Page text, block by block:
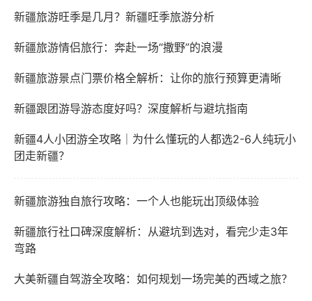
新疆旅游旺季是几月？新疆旺季旅游分析
新疆旅游情侣旅行：奔赴一场“撒野”的浪漫
新疆旅游景点门票价格全解析：让你的旅行预算更清晰
新疆跟团游导游态度好吗？深度解析与避坑指南
新疆4人小团游全攻略｜为什么懂玩的人都选2-6人纯玩小
团走新疆？
新疆旅游独自旅行攻略：一个人也能玩出顶级体验
新疆旅行社口碑深度解析：从避坑到选对，看完少走3年
弯路
大美新疆自驾游全攻略：如何规划一场完美的西域之旅？